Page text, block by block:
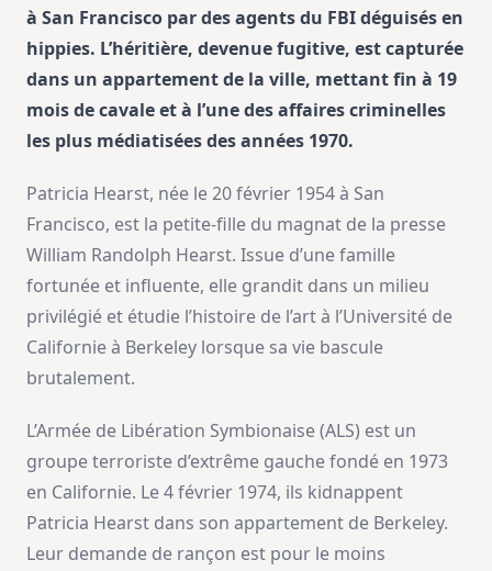
à San Francisco par des agents du FBI déguisés en
hippies. L’héritière, devenue fugitive, est capturée
dans un appartement de la ville, mettant fin à 19
mois de cavale et à l’une des affaires criminelles
les plus médiatisées des années 1970.
Patricia Hearst, née le 20 février 1954 à San
Francisco, est la petite-fille du magnat de la presse
William Randolph Hearst. Issue d’une famille
fortunée et influente, elle grandit dans un milieu
privilégié et étudie l’histoire de l’art à l’Université de
Californie à Berkeley lorsque sa vie bascule
brutalement.
L’Armée de Libération Symbionaise (ALS) est un
groupe terroriste d’extrême gauche fondé en 1973
en Californie. Le 4 février 1974, ils kidnappent
Patricia Hearst dans son appartement de Berkeley.
Leur demande de rançon est pour le moins